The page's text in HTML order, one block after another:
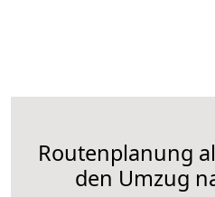
Routenplanung
den Umzug